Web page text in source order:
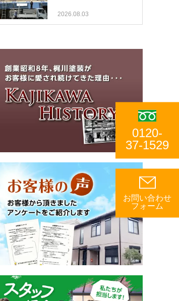
2026.08.03
0120-
37-1529
お問い合わせ
フォーム